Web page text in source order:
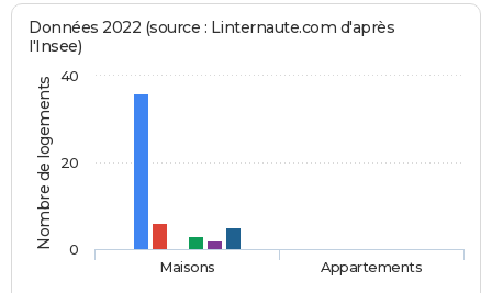
Nombre de logements
Données 2022 (source : Linternaute.com d'après
l'Insee)
Maisons Appartements
0
20
40